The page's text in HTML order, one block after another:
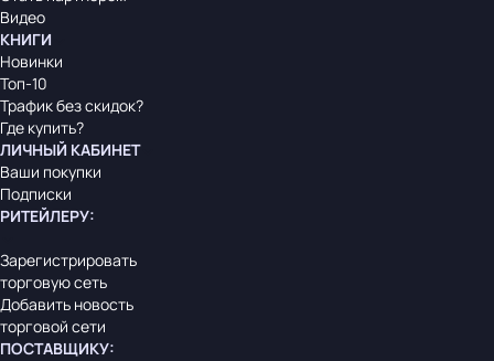
Видео
КНИГИ
Новинки
Топ-10
Трафик без скидок?
Где купить?
ЛИЧНЫЙ КАБИНЕТ
Ваши покупки
Подписки
РИТЕЙЛЕРУ:
Зарегистрировать
торговую сеть
Добавить новость
торговой сети
ПОСТАВЩИКУ: